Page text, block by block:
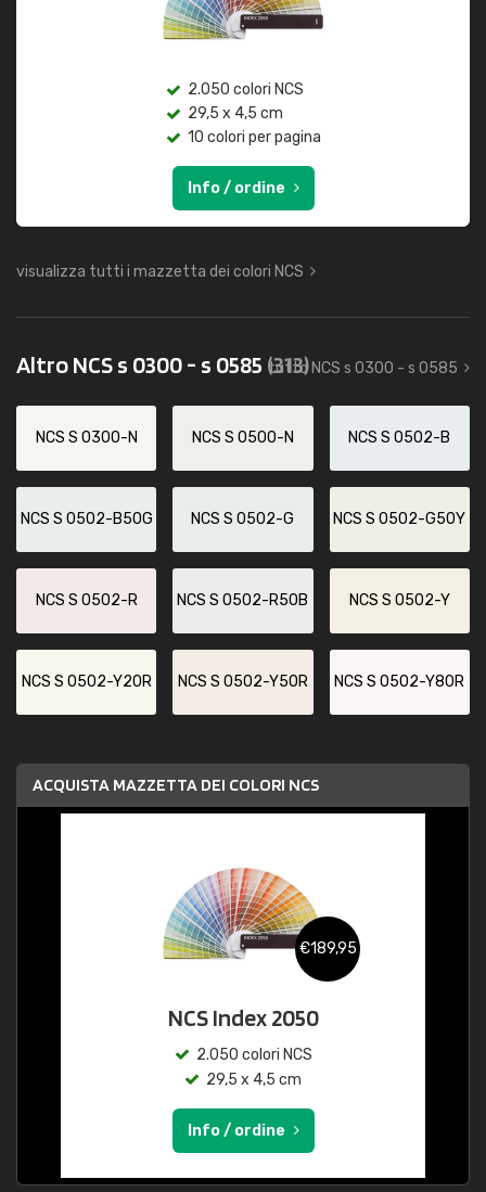
2.050 colori NCS
29,5 x 4,5 cm
10 colori per pagina
Info / ordine
visualizza tutti i mazzetta dei colori NCS
Altro NCS s 0300 - s 0585 (313)
tutto NCS s 0300 - s 0585
NCS S 0300-N NCS S 0500-N NCS S 0502-B
NCS S 0502-B50G NCS S 0502-G NCS S 0502-G50Y
NCS S 0502-R NCS S 0502-R50B NCS S 0502-Y
NCS S 0502-Y20R NCS S 0502-Y50R NCS S 0502-Y80R
ACQUISTA MAZZETTA DEI COLORI NCS
€189,95
NCS Index 2050
2.050 colori NCS
29,5 x 4,5 cm
Info / ordine